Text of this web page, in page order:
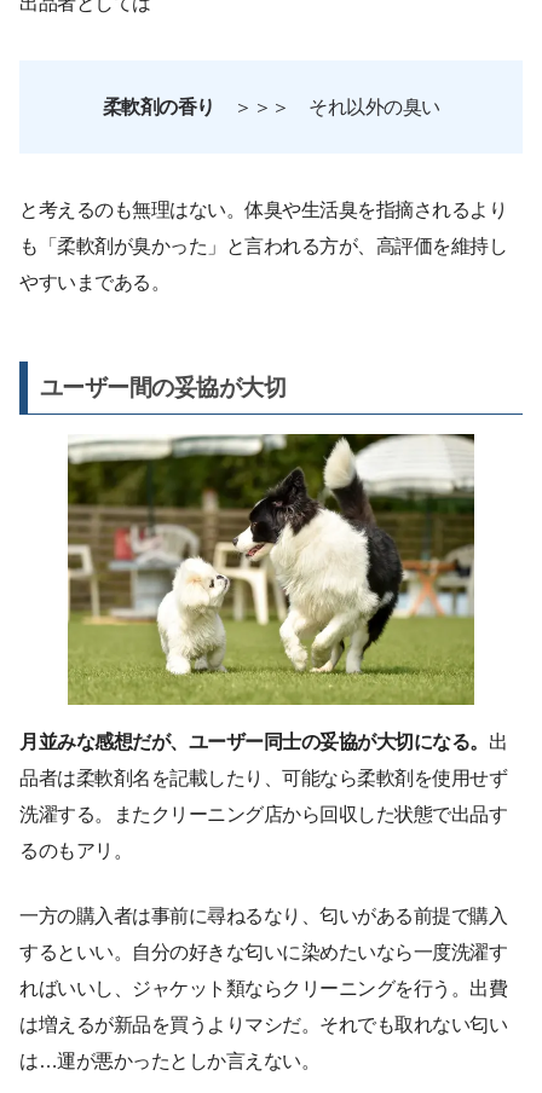
柔軟剤の香り ＞＞＞ それ以外の臭い
と考えるのも無理はない。体臭や生活臭を指摘されるより
も「柔軟剤が臭かった」と言われる方が、高評価を維持し
やすいまである。
ユーザー間の妥協が大切
月並みな感想だが、ユーザー同士の妥協が大切になる。 出
品者は柔軟剤名を記載したり、可能なら柔軟剤を使用せず
洗濯する。またクリーニング店から回収した状態で出品す
るのもアリ。
一方の購入者は事前に尋ねるなり、匂いがある前提で購入
するといい。自分の好きな匂いに染めたいなら一度洗濯す
ればいいし、ジャケット類ならクリーニングを行う。出費
は増えるが新品を買うよりマシだ。それでも取れない匂い
は…運が悪かったとしか言えない。